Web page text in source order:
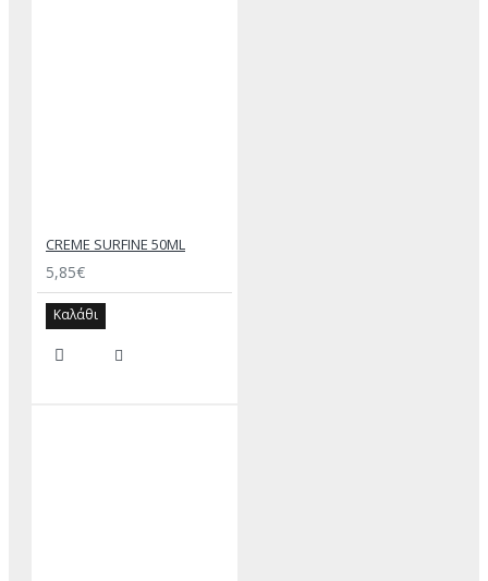
CREME SURFINE 50ML
5,85€
Καλάθι